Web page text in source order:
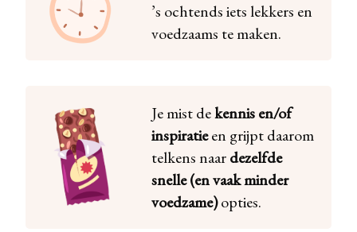
’s ochtends iets lekkers en
voedzaams te maken.
Je mist dekennis en/of
inspiratieen grijpt daarom
telkens naardezelfde
snelle (en vaak minder
voedzame)opties.